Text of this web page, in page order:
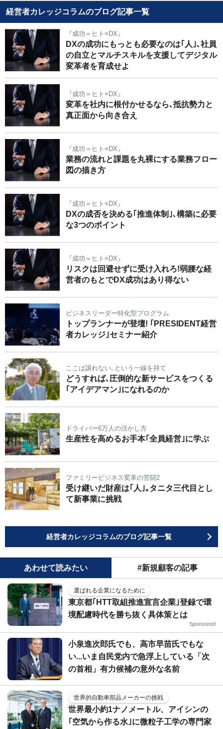
経営者カレッジコラムのブログ記事一覧
『成功＝ヒト×DX』
DXの成功にもっとも必要なのは｢人｣､社員
の自立とマルチスキルを支援してデジタル
変革者を育成せよ
『成功＝ヒト×DX』
変革を社内に根付かせるなら､抵抗勢力と
真正面から向き合え
『成功＝ヒト×DX』
業務の流れと課題を丸裸にする業務フロー
図の描き方
『成功＝ヒト×DX』
DXの成否を決める｢推進体制｣､構築に必要
な3つのポイント
『成功＝ヒト×DX』
リスクは回避せずに受け入れろ!弱腰な経
営者のもとでDX成功はあり得ない
ビジネスリーダー特化型プログラム
トップランナーが登壇! ｢PRESIDENT経営
者カレッジ｣セミナー紹介
ここは譲れない､という一線を持て
どうすれば､圧倒的な新サービスをつくる
｢アイデアマン｣になれるのか
ドライバー6万人の活かし方
生産性を高めるお手本｢全員経営｣に学ぶ
ファミリービジネス変革の苦闘2
受け継いだ財産は｢人｣｡タニタ三代目とし
て新事業に挑戦
経営者カレッジコラムのブログ記事一覧
あわせて読みたい #新規顧客の記事
選ばれる企業になるために
東京都｢HTT取組推進宣言企業｣登録で環
境配慮時代を勝ち抜く具体策とは
Sponsored
小泉進次郎氏でも、高市早苗氏でもな
い...いま自民党内で急浮上している「次
の首相」有力候補の意外な名前
世界的自動車部品メーカーの挑戦
世界最小約1ナノメートル、アイシンの
｢空気から作る水｣に微粒子工学の専門家